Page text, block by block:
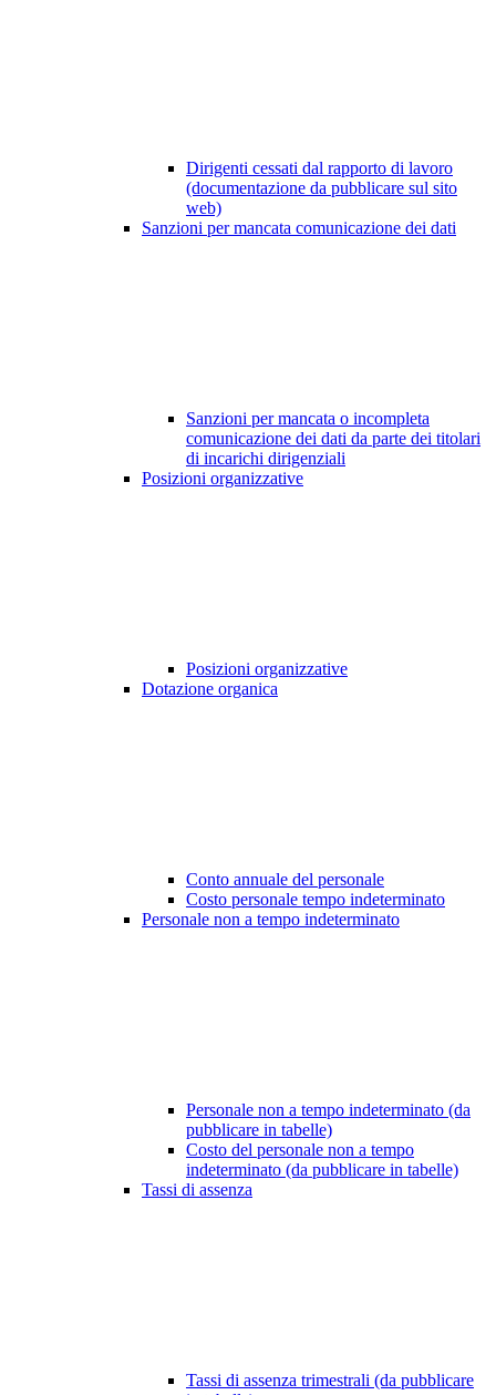
Dirigenti cessati dal rapporto di lavoro
(documentazione da pubblicare sul sito
web)
Sanzioni per mancata comunicazione dei dati
Sanzioni per mancata o incompleta
comunicazione dei dati da parte dei titolari
di incarichi dirigenziali
Posizioni organizzative
Posizioni organizzative
Dotazione organica
Conto annuale del personale
Costo personale tempo indeterminato
Personale non a tempo indeterminato
Personale non a tempo indeterminato (da
pubblicare in tabelle)
Costo del personale non a tempo
indeterminato (da pubblicare in tabelle)
Tassi di assenza
Tassi di assenza trimestrali (da pubblicare